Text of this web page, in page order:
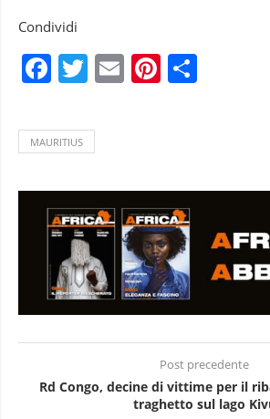
Condividi
Facebook
Twitter
EmailPinterest
MAURITIUS
Post precedente
Rd Congo, decine di vittime per il
traghetto sul lago